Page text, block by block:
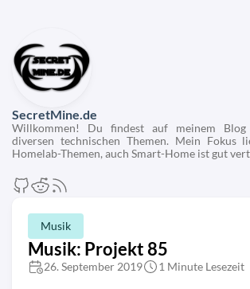
SecretMine.de
Willkommen! Du findest auf meinem Blog
diversen technischen Themen. Mein Fokus
Homelab-Themen, auch Smart-Home ist gut
Musik
Musik: Projekt 85
26. September 2019 1 Minute Lesezeit